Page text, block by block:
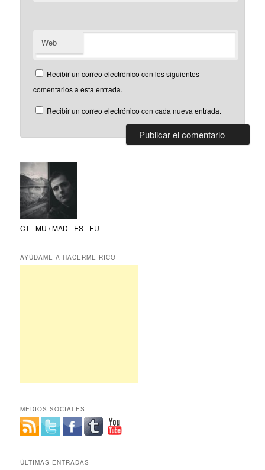
Web
Recibir un correo electrónico con los siguientes
comentarios a esta entrada.
Recibir un correo electrónico con cada nueva entrada.
CT - MU / MAD - ES - EU
AYÚDAME A HACERME RICO
MEDIOS SOCIALES
ÚLTIMAS ENTRADAS